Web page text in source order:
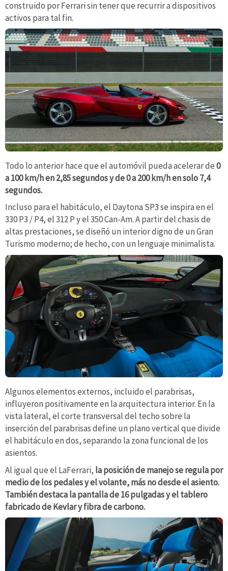
construido por Ferrari sin tener que recurrir a dispositivos
activos para tal fin.
Todo lo anterior hace que el automóvil pueda acelerar de0
a100 km/h en 2,85 segundos y de 0 a 200 km/h en solo 7,4
segundos.
Incluso para el habitáculo, el Daytona SP3 se inspira en el
330 P3 / P4, el 312 P y el 350 Can-Am. A partir del chasis de
altas prestaciones, se diseñó un interior digno de un Gran
Turismo moderno; de hecho, con un lenguaje minimalista.
Algunos elementos externos, incluido el parabrisas,
influyeron positivamente en la arquitectura interior. En la
vista lateral, el corte transversal del techo sobre la
inserción del parabrisas define un plano vertical que divide
el habitáculo en dos, separando la zona funcional de los
asientos.
Al igual que el LaFerrari, la posición de manejo se regula por
medio de los pedales y el volante, más no desde el asiento.
También destaca la pantalla de 16 pulgadas y el tablero
fabricado de Kevlar y fibra de carbono.